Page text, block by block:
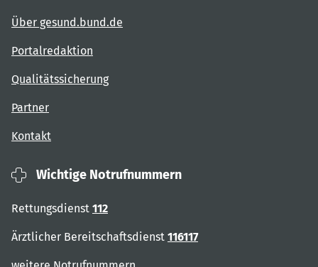
Über gesund.bund.de
Portalredaktion
Qualitätssicherung
Partner
Kontakt
Wichtige Notrufnummern
Rettungsdienst 112
Ärztlicher Bereitschaftsdienst 116117